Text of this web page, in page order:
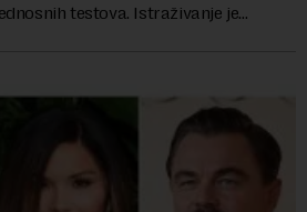
testova. Istraživanje je